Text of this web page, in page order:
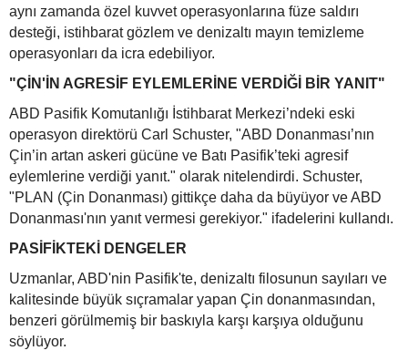
aynı zamanda özel kuvvet operasyonlarına füze saldırı
desteği, istihbarat gözlem ve denizaltı mayın temizleme
operasyonları da icra edebiliyor.
"ÇİN'İN AGRESİF EYLEMLERİNE VERDİĞİ BİR YANIT"
ABD Pasifik Komutanlığı İstihbarat Merkezi’ndeki eski
operasyon direktörü Carl Schuster, "ABD Donanması’nın
Çin’in artan askeri gücüne ve Batı Pasifik’teki agresif
eylemlerine verdiği yanıt." olarak nitelendirdi. Schuster,
"PLAN (Çin Donanması) gittikçe daha da büyüyor ve ABD
Donanması'nın yanıt vermesi gerekiyor." ifadelerini kullandı.
PASİFİKTEKİ DENGELER
Uzmanlar, ABD'nin Pasifik'te, denizaltı filosunun sayıları ve
kalitesinde büyük sıçramalar yapan Çin donanmasından,
benzeri görülmemiş bir baskıyla karşı karşıya olduğunu
söylüyor.